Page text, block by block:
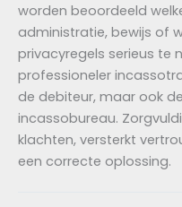
worden beoordeeld
administratie, bewijs of
privacyregels serieus te
professioneler
de debiteur, maar ook
incassobureau.
klachten, versterkt
een correcte oplossing.